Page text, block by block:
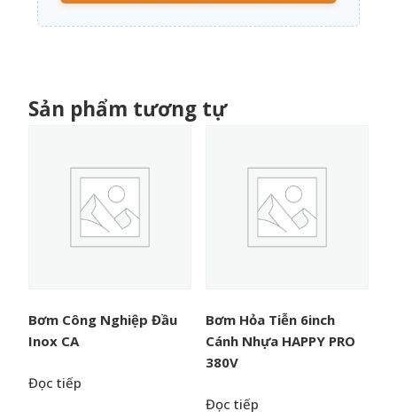
Sản phẩm tương tự
Bơm Công Nghiệp Đầu
Inox CA
Đọc tiếp
Bơm Hỏa Tiễn 6inch
Cánh Nhựa HAPPY PRO
380V
Đọc tiếp